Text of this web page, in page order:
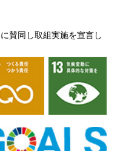
賛同し取組実施を宣言し